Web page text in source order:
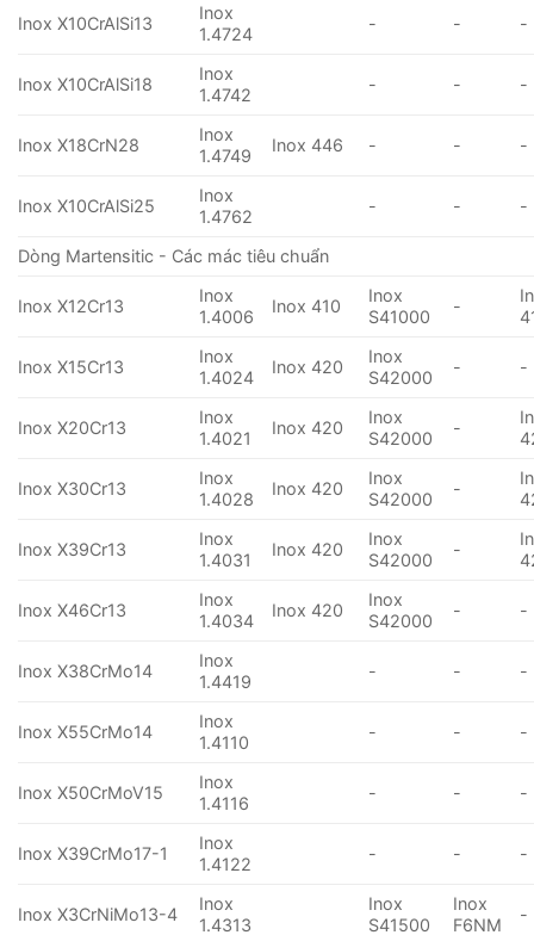
Inox X10CrAlSi13
Inox
1.4724
- - -
Inox X10CrAlSi18
Inox
1.4742
- - -
Inox X18CrN28
Inox
1.4749
Inox 446 - - -
Inox X10CrAlSi25
Inox
1.4762
- - -
Dòng Martensitic - Các mác tiêu chuẩn
Inox X12Cr13
Inox
1.4006
Inox 410
Inox
S41000
-
Inox X15Cr13
Inox
1.4024
Inox 420
Inox
S42000
- -
Inox X20Cr13
Inox
1.4021
Inox 420
Inox
S42000
-
Inox X30Cr13
Inox
1.4028
Inox 420
Inox
S42000
-
Inox X39Cr13
Inox
1.4031
Inox 420
Inox
S42000
-
Inox X46Cr13
Inox
1.4034
Inox 420
Inox
S42000
- -
Inox X38CrMo14
Inox
1.4419
- - -
Inox X55CrMo14
Inox
1.4110
- - -
Inox X50CrMoV15
Inox
1.4116
- - -
Inox X39CrMo17-1
Inox
1.4122
- - -
Inox X3CrNiMo13-4
Inox
1.4313
Inox
S41500
Inox
F6NM
-